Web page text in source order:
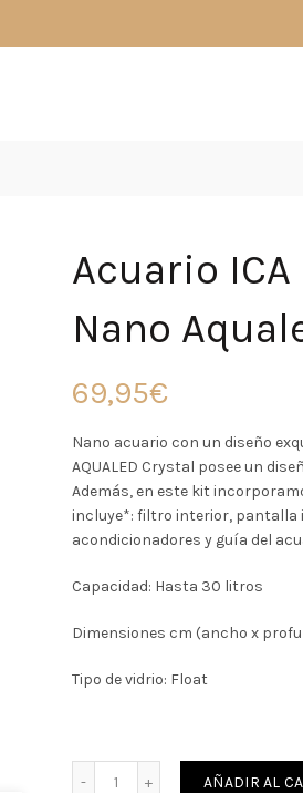
Acuario
Nano
69,95€
Nano acuario con un diseño
AQUALED Crystal posee un
Además, en este kit
incluye*: filtro interior, pantalla
acondicionadores y guía del
Capacidad: Hasta 30 litros
Dimensiones cm (ancho x
Tipo de vidrio: Float
AÑADIR AL